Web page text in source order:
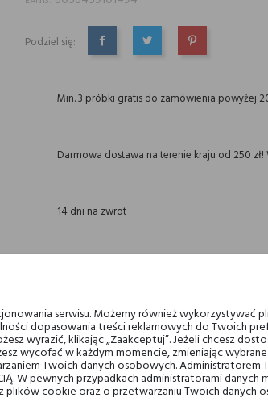
Podziel się:
UDOSTĘPNIJTWEETUJPINTEREST
Min. 3 próbki gratis do zamówienia powyżej
Darmowa dostawa na terenie kraju od 250 zł!
14 dni na zwrot
z aromatem sosny, doprawionym malinowym
i intensywny melanż tytoniu, gęstych żywic
serwisu. Możemy również wykorzystywać
dopasowania treści reklamowych do Twoich
wyrazić, klikając „Zaakceptuj”. Jeżeli chcesz
wycofać w każdym momencie, zmieniając
Twoich danych osobowych. Administratorem
W pewnych przypadkach administratorami danych
plików cookie oraz o przetwarzaniu Twoich danych